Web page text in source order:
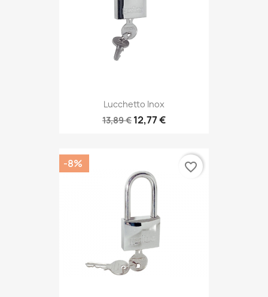
Lucchetto Inox
13,89 € 12,77 €
-8% favorite_border